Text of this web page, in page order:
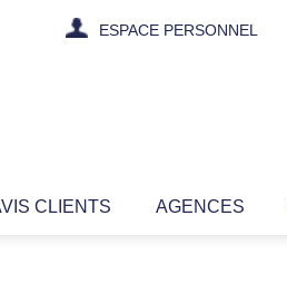
ESPACE PERSONNEL
CLIENTS AGENCES